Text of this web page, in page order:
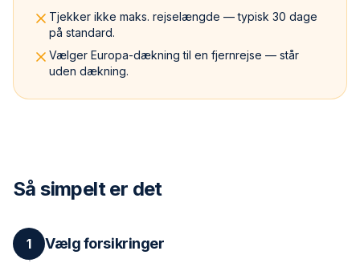
Tjekker ikke maks. rejselængde — typisk 30 dage
på standard.
Vælger Europa-dækning til en fjernrejse — står
uden dækning.
Så simpelt er det
1 Vælg forsikringer